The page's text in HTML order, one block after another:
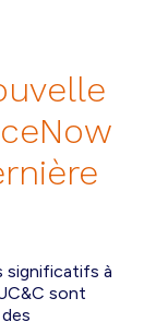
significatifs à
sont